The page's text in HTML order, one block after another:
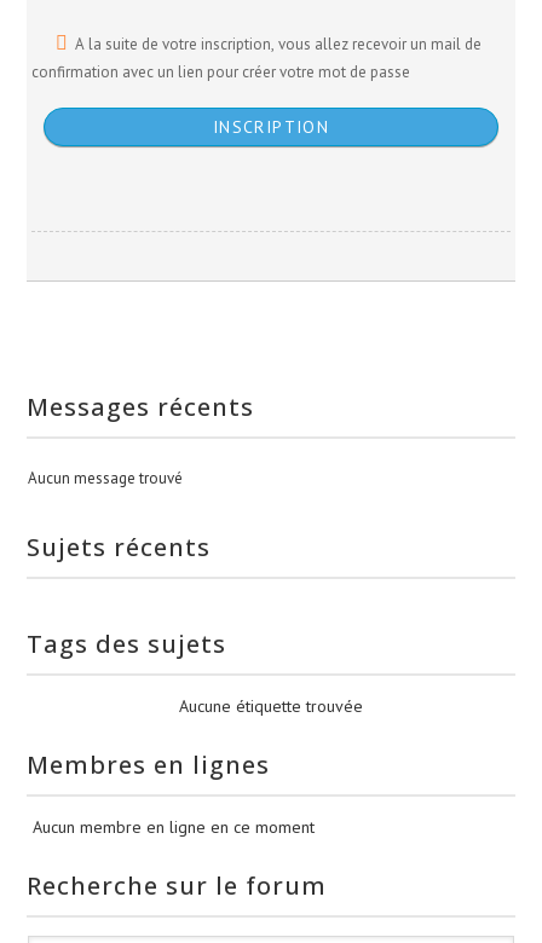
A la suite de votre inscription, vous allez recevoir un mail de
confirmation avec un lien pour créer votre mot de passe
Messages récents
Aucun message trouvé
Sujets récents
Tags des sujets
Aucune étiquette trouvée
Membres en lignes
Aucun membre en ligne en ce moment
Recherche sur le forum